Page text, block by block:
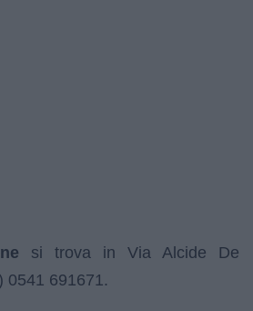
si trova in Via Alcide De
0541 691671.